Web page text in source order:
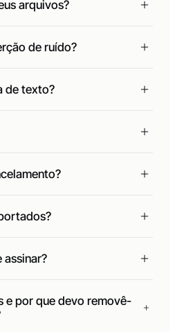
arquivos?
de ruído?
de texto?
assinar?
e por que devo removê-